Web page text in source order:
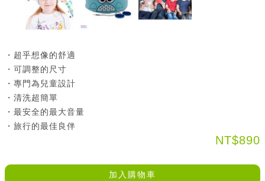
・超乎想像的舒適
・可調整的尺寸
・專門為兒童設計
・清洗超簡單
・最安全的最大音量
・旅行的最佳良伴
NT$890
加入購物車